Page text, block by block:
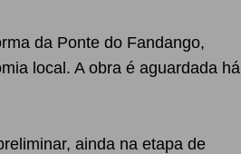
da Ponte do Fandango,
local. A obra é aguardada há
ainda na etapa de